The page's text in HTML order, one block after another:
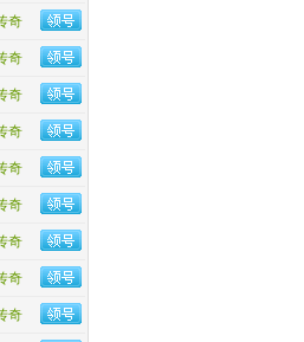
奇
奇
奇
奇
奇
奇
奇
奇
奇